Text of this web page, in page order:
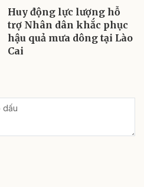
Huy động lực lượng hỗ
trợ Nhân dân khắc phục
hậu quả mưa dông tại Lào
Cai